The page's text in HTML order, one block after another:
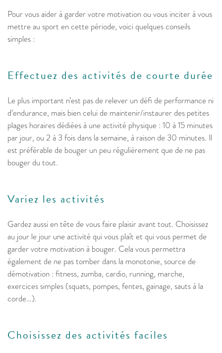
Pour vous aider à garder votre motivation ou vous inciter à vous
mettre au sport en cette période, voici quelques conseils
simples :
Effectuez des activités de courte durée
Le plus important n’est pas de relever un défi de performance ni
d’endurance, mais bien celui de maintenir/instaurer des petites
plages horaires dédiées à une activité physique : 10 à 15 minutes
par jour, ou 2 à 3 fois dans la semaine, à raison de 30 minutes. Il
est préférable de bouger un peu régulièrement que de ne pas
bouger du tout.
Variez les activités
Gardez aussi en tête de vous faire plaisir avant tout. Choisissez
au jour le jour une activité qui vous plaît et qui vous permet de
garder votre motivation à bouger. Cela vous permettra
également de ne pas tomber dans la monotonie, source de
démotivation : fitness, zumba, cardio, running, marche,
exercices simples (squats, pompes, fentes, gainage, sauts à la
corde…).
Choisissez des activités faciles